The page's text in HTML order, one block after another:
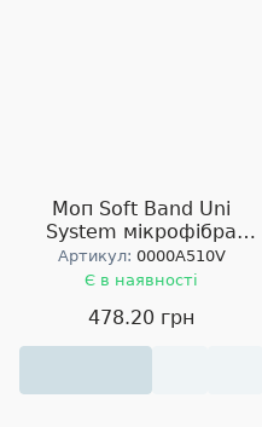
Моп Soft Band Uni
System мікрофібра
35см
Артикул: 0000A510V
Є в наявності
478.20 грн